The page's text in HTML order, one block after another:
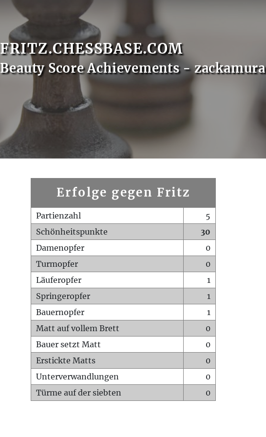
FRITZ.CHESSBASE.COM
Beauty Score Achievements - zackamura
Erfolge gegen Fritz
Partienzahl
5
Schönheitspunkte
30
Damenopfer
0
Turmopfer
0
Läuferopfer
1
Springeropfer
1
Bauernopfer
1
Matt auf vollem Brett
0
Bauer setzt Matt
0
Erstickte Matts
0
Unterverwandlungen
0
Türme auf der siebten
0